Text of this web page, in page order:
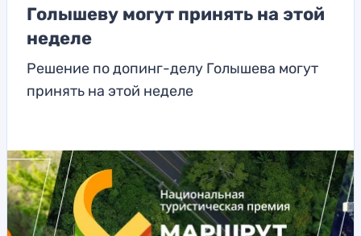
Голышеву могут принять на этой
неделе
Решение по допинг-делу Голышева могут
принять на этой неделе